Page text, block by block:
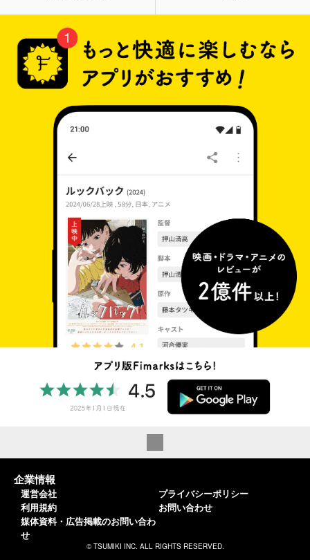
企業情報
運営会社
利用規約
媒体資料・広告掲載のお問い合わ
せ
プライバシーポリシー
お問い合わせ
© TSUMIKI INC. ALL RIGHTS RESERVED.